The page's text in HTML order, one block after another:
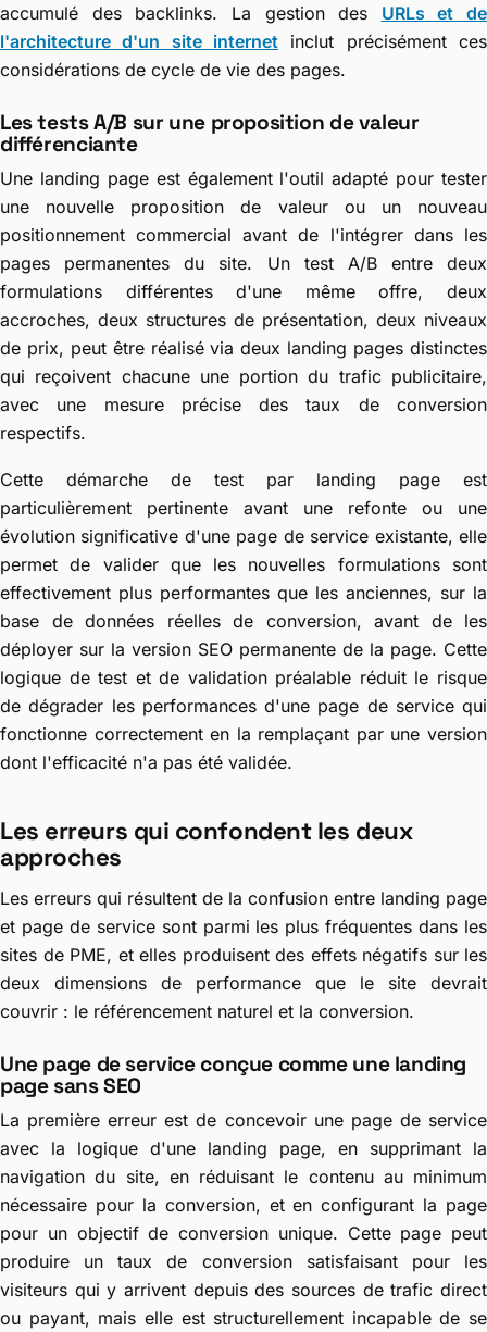
accumulé des backlinks. La gestion des URLs et de
l'architecture d'un site internet inclut précisément ces
considérations de cycle de vie des pages.
Les tests A/B sur une proposition de valeur
différenciante
Une landing page est également l'outil adapté pour tester
une nouvelle proposition de valeur ou un nouveau
positionnement commercial avant de l'intégrer dans les
pages permanentes du site. Un test A/B entre deux
formulations différentes d'une même offre, deux
accroches, deux structures de présentation, deux niveaux
de prix, peut être réalisé via deux landing pages distinctes
qui reçoivent chacune une portion du trafic publicitaire,
avec une mesure précise des taux de conversion
respectifs.
Cette démarche de test par landing page est
particulièrement pertinente avant une refonte ou une
évolution significative d'une page de service existante, elle
permet de valider que les nouvelles formulations sont
effectivement plus performantes que les anciennes, sur la
base de données réelles de conversion, avant de les
déployer sur la version SEO permanente de la page. Cette
logique de test et de validation préalable réduit le risque
de dégrader les performances d'une page de service qui
fonctionne correctement en la remplaçant par une version
dont l'efficacité n'a pas été validée.
Les erreurs qui confondent les deux
approches
Les erreurs qui résultent de la confusion entre landing page
et page de service sont parmi les plus fréquentes dans les
sites de PME, et elles produisent des effets négatifs sur les
deux dimensions de performance que le site devrait
couvrir : le référencement naturel et la conversion.
Une page de service conçue comme une landing
page sans SEO
La première erreur est de concevoir une page de service
avec la logique d'une landing page, en supprimant la
navigation du site, en réduisant le contenu au minimum
nécessaire pour la conversion, et en configurant la page
pour un objectif de conversion unique. Cette page peut
produire un taux de conversion satisfaisant pour les
visiteurs qui y arrivent depuis des sources de trafic direct
ou payant, mais elle est structurellement incapable de se